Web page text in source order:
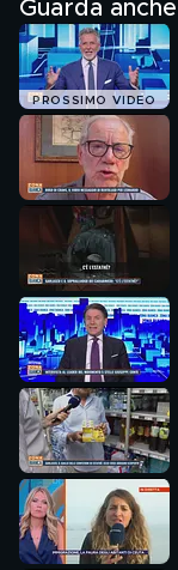
Guarda anche
PROSSIMO VIDEO